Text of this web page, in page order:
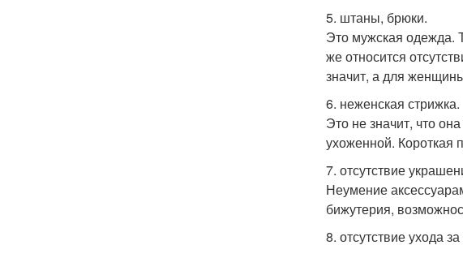
5. штаны, брюки.
Это мужская одежда.
же относится
значит, а для
6. неженская стрижка.
Это не значит, что
ухоженной. Короткая
7. отсутствие
Неумение
бижутерия,
8. отсутствие ухода